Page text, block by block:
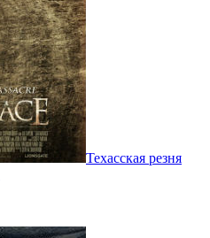
Техасская резня